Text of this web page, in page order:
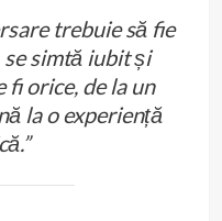
trebuie să fie
se simtă iubit și
fi orice, de la un
la o experiență